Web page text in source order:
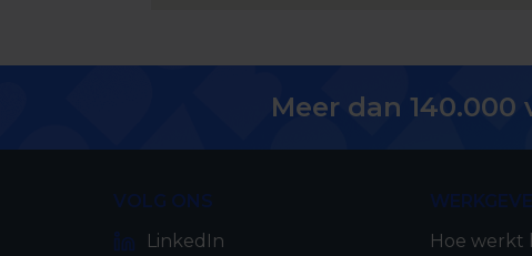
Meer dan
VOLG ONS
LinkedIn
Hoe werkt